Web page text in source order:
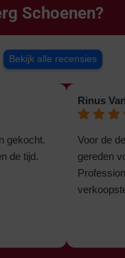
Schoenen?
Bekijk alle recensies
gekocht.
de tijd.
Rinus
Voor de
gereden